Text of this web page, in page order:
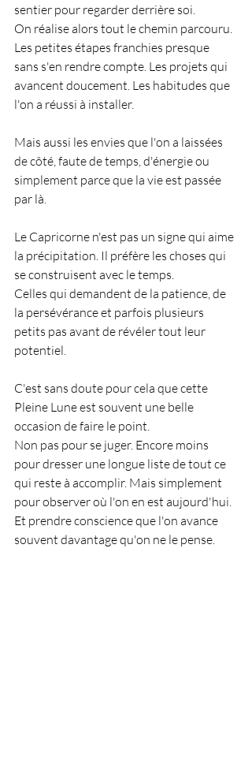
sentier pour regarder derrière soi.
On réalise alors tout le chemin parcouru.
Les petites étapes franchies presque
sans s'en rendre compte. Les projets qui
avancent doucement. Les habitudes que
l'on a réussi à installer.
Mais aussi les envies que l'on a laissées
de côté, faute de temps, d'énergie ou
simplement parce que la vie est passée
par là.
Le Capricorne n'est pas un signe qui aime
la précipitation. Il préfère les choses qui
se construisent avec le temps.
Celles qui demandent de la patience, de
la persévérance et parfois plusieurs
petits pas avant de révéler tout leur
potentiel.
C'est sans doute pour cela que cette
Pleine Lune est souvent une belle
occasion de faire le point.
Non pas pour se juger. Encore moins
pour dresser une longue liste de tout ce
qui reste à accomplir. Mais simplement
pour observer où l'on en est aujourd'hui.
Et prendre conscience que l'on avance
souvent davantage qu'on ne le pense.